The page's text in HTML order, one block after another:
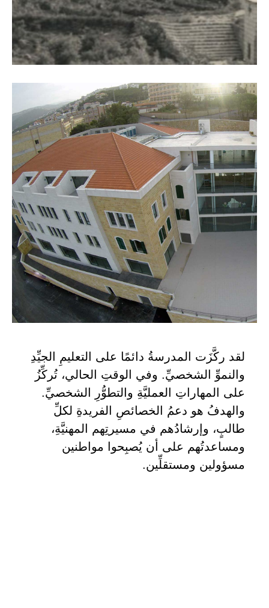
لقد ركَّزَت المدرسةُ دائمًا على التعليمِ الجيِّدِ
والنموِّ الشخصيِّ. وفي الوقتِ الحالي، تُركِّزُ
على المهاراتِ العمليَّةِ والتطوُّرِ الشخصيِّ.
والهدفُ هو دعمُ الخصائصِ الفريدةِ لكلِّ
طالبٍ، وإرشادُهم في مسيرتِهم المهنيَّةِ،
ومساعدتُهم على أن يُصبِحوا مواطنين
مسؤولين ومستقلِّين.